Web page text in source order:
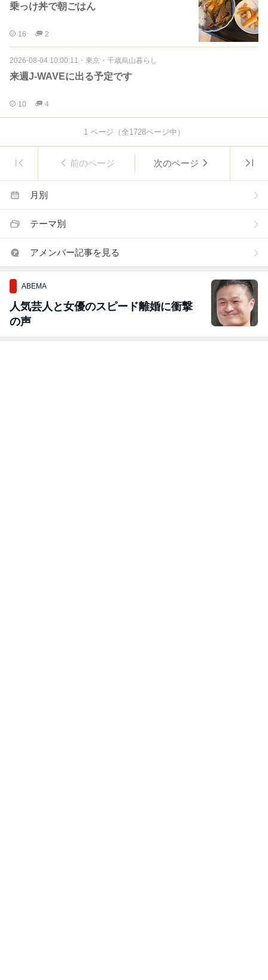
乗っけ丼で朝ごはん
16 2
2026-08-04 10:00:11 ・ 東京・千歳烏山暮らし
来週J-WAVEに出る予定です
10 4
1 ページ（全1728ページ中）
前のページ 次のページ
月別
テーマ別
アメンバー記事を見る
ABEMA
人気芸人と女優のスピード離婚に衝撃
の声